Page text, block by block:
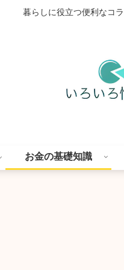
暮らしに役立つ便利なコ
お金の基礎知識